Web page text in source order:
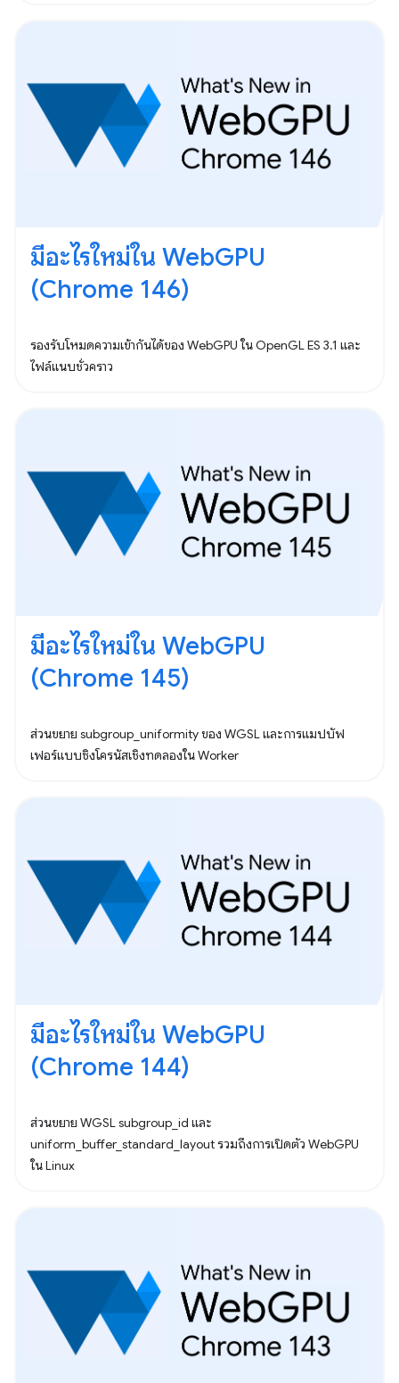
มีอะไรใหม่ใน WebGPU
(Chrome 146)
รองรับโหมดความเข้ากันได้ของ WebGPU ใน OpenGL ES 3.1 และ
ไฟล์แนบชั่วคราว
มีอะไรใหม่ใน WebGPU
(Chrome 145)
ส่วนขยาย subgroup_uniformity ของ WGSL และการแมปบัฟ
เฟอร์แบบซิงโครนัสเชิงทดลองใน Worker
มีอะไรใหม่ใน WebGPU
(Chrome 144)
ส่วนขยาย WGSL subgroup_id และ
uniform_buffer_standard_layout รวมถึงการเปิดตัว WebGPU
ใน Linux